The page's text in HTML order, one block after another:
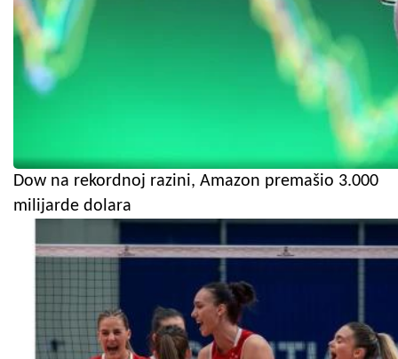
Dow na rekordnoj razini, Amazon premašio 3.000
milijarde dolara